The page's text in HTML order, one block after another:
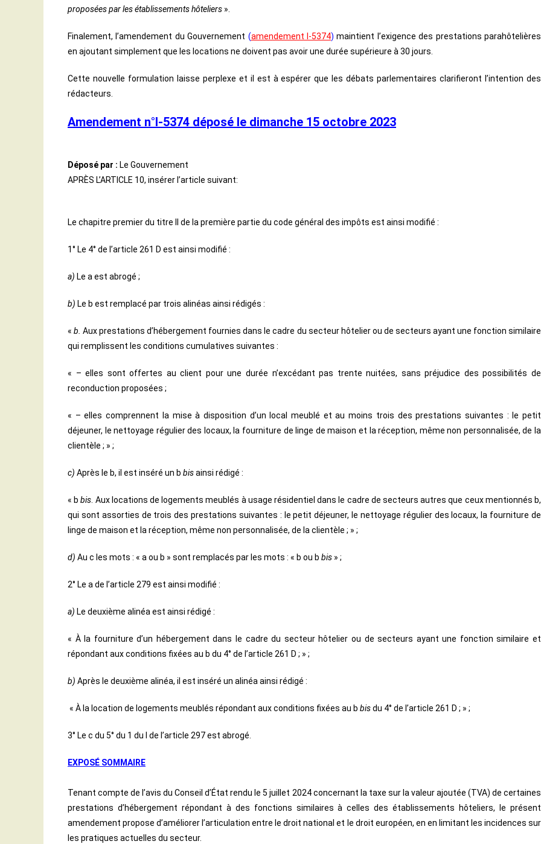
proposées par les établissements hôteliers ».
Finalement, l’amendement du Gouvernement (amendement I-5374)maintient l’exigence des prestations parahôtelières
en ajoutant simplement que les locations ne doivent pas avoir une durée supérieure à 30 jours.
Cette nouvelle formulation laisse perplexe et il est à espérer que les débats parlementaires clarifieront l’intention des
rédacteurs.
Amendement n°I-5374 déposé le dimanche 15 octobre 2023
Déposé par : Le Gouvernement
APRÈS L’ARTICLE 10, insérer l’article suivant:
Le chapitre premier du titre II de la première partie du code général des impôts est ainsi modifié :
1° Le 4° de l’article 261 D est ainsi modifié :
a) Le a est abrogé ;
b) Le b est remplacé par trois alinéas ainsi rédigés :
«b. Aux prestations d’hébergement fournies dans le cadre du secteur hôtelier ou de secteurs ayant une fonction similaire
qui remplissent les conditions cumulatives suivantes :
« – elles sont offertes au client pour une durée n’excédant pas trente nuitées, sans préjudice des possibilités de
reconduction proposées ;
« – elles comprennent la mise à disposition d’un local meublé et au moins trois des prestations suivantes : le petit
déjeuner, le nettoyage régulier des locaux, la fourniture de linge de maison et la réception, même non personnalisée, de la
clientèle ; » ;
c) Après le b, il est inséré un b bisainsi rédigé :
« bbis. Aux locations de logements meublés à usage résidentiel dans le cadre de secteurs autres que ceux mentionnés b,
qui sont assorties de trois des prestations suivantes : le petit déjeuner, le nettoyage régulier des locaux, la fourniture de
linge de maison et la réception, même non personnalisée, de la clientèle ; » ;
d) Au c les mots : « a ou b » sont remplacés par les mots : « b ou b bis » ;
2° Le a de l’article 279 est ainsi modifié :
a) Le deuxième alinéa est ainsi rédigé :
« À la fourniture d’un hébergement dans le cadre du secteur hôtelier ou de secteurs ayant une fonction similaire et
répondant aux conditions fixées au b du 4° de l’article 261 D ; » ;
b) Après le deuxième alinéa, il est inséré un alinéa ainsi rédigé :
« À la location de logements meublés répondant aux conditions fixées au b bisdu 4° de l’article 261 D ; » ;
3° Le c du 5° du 1 du I de l’article 297 est abrogé.
EXPOSÉ SOMMAIRE
Tenant compte de l’avis du Conseil d’État rendu le 5 juillet 2024 concernant la taxe sur la valeur ajoutée (TVA) de certaines
prestations d’hébergement répondant à des fonctions similaires à celles des établissements hôteliers, le présent
amendement propose d’améliorer l’articulation entre le droit national et le droit européen, en en limitant les incidences sur
les pratiques actuelles du secteur.